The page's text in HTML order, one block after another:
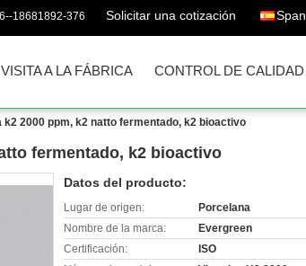
18681892-376 Solicitar una cotización
VISITA A LA FÁBRICA CONTROL DE CALIDAD
2000 ppm, k2 natto fermentado, k2 bioactivo
fermentado, k2 bioactivo
Datos del producto:
Lugar de origen:
Porcelana
Nombre de la marca:
Evergreen
Certificación:
ISO